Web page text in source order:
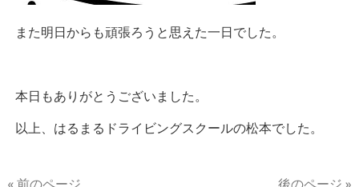
また明日からも頑張ろうと思えた一日でした。
本日もありがとうございました。
以上、はるまるドライビングスクールの松本でした。